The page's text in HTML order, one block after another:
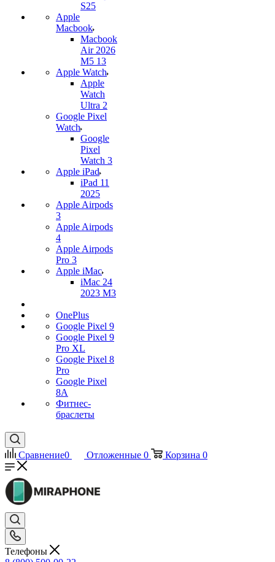
S25
Apple
Macbook
Macbook
Air 2026
M5 13
Apple Watch
Apple
Watch
Ultra 2
Google Pixel
Watch
Google
Pixel
Watch 3
Apple iPad
iPad 11
2025
Apple Airpods
3
Apple Airpods
4
Apple Airpods
Pro 3
Apple iMac
iMac 24
2023 M3
OnePlus
Google Pixel 9
Google Pixel 9
Pro XL
Google Pixel 8
Pro
Google Pixel
8A
Фитнес-
браслеты
Сравнение0 Отложенные 0 Корзина 0
Телефоны